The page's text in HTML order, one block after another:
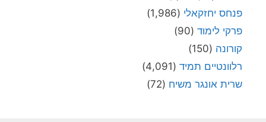
פנחס יחזקאלי (1,986)
פרקי לימוד (90)
קורונה (150)
רלוונטיים תמיד (4,091)
שרית אונגר משיח (72)